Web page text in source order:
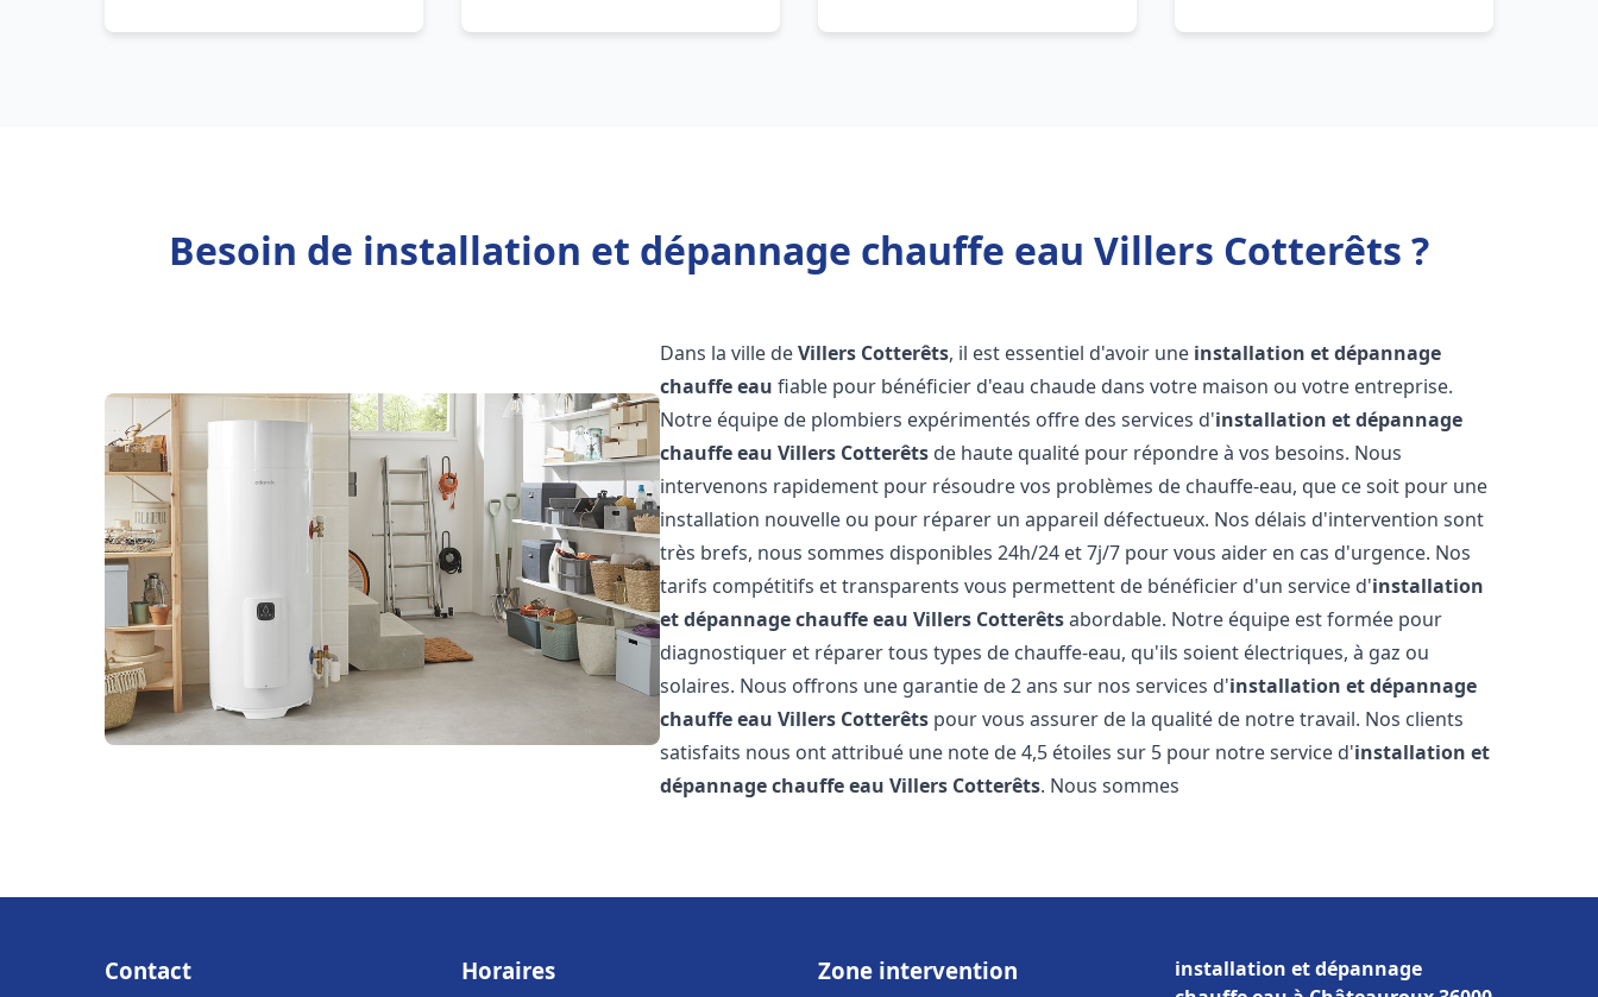
Besoin de installation et dépannage chauffe eau Villers Cotterêts ?
Dans la ville deVillers Cotterêts, il est essentiel d'avoir une installation et dépannage
chauffe eau fiable pour bénéficier d'eau chaude dans votre maison ou votre entreprise.
Notre équipe de plombiers expérimentés offre des services d'installation et dépannage
chauffe eau Villers Cotterêts de haute qualité pour répondre à vos besoins. Nous
intervenons rapidement pour résoudre vos problèmes de chauffe-eau, que ce soit pour une
installation nouvelle ou pour réparer un appareil défectueux. Nos délais d'intervention sont
très brefs, nous sommes disponibles 24h/24 et 7j/7 pour vous aider en cas d'urgence. Nos
tarifs compétitifs et transparents vous permettent de bénéficier d'un service d'installation
et dépannage chauffe eau Villers Cotterêtsabordable. Notre équipe est formée pour
diagnostiquer et réparer tous types de chauffe-eau, qu'ils soient électriques, à gaz ou
solaires. Nous offrons une garantie de 2 ans sur nos services d'installation et dépannage
chauffe eau Villers Cotterêts pour vous assurer de la qualité de notre travail. Nos clients
satisfaits nous ont attribué une note de 4,5 étoiles sur 5 pour notre service d'installation et
dépannage chauffe eau Villers Cotterêts. Nous sommes
Contact Horaires Zone intervention
installation et dépannage